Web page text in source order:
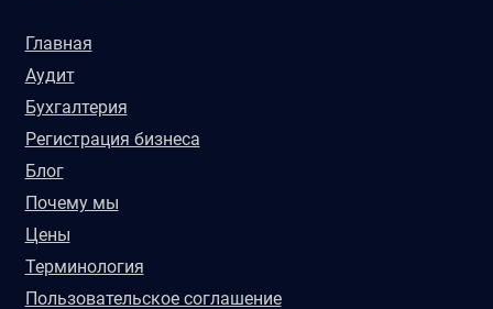
Главная
Аудит
Бухгалтерия
Регистрация бизнеса
Блог
Почему мы
Цены
Терминология
Пользовательское соглашение